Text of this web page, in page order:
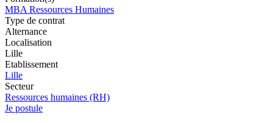
MBA Ressources Humaines
Type de contrat
Alternance
Localisation
Lille
Etablissement
Lille
Secteur
Ressources humaines (RH)
Je postule